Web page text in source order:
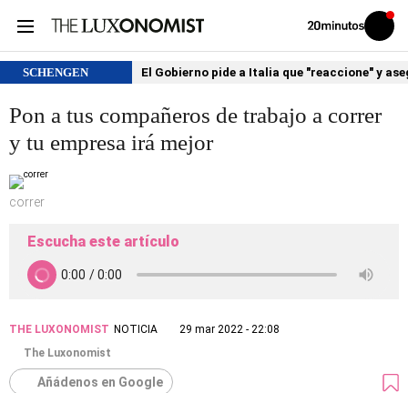
Volver
Iniciar
sesión
SCHENGEN El Gobierno pide a Italia que "reaccione" y
Pon a tus compañeros de trabajo a correr
y tu empresa irá mejor
correr
Escucha este artículo
THE LUXONOMIST NOTICIA
29 mar 2022 - 22:08
The Luxonomist
Añádenos en Google